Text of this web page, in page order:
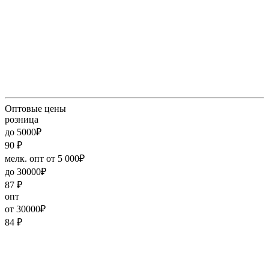
Оптовые цены
розница
до 5000₽
90 ₽
мелк. опт от 5 000₽
до 30000₽
87 ₽
опт
от 30000₽
84 ₽